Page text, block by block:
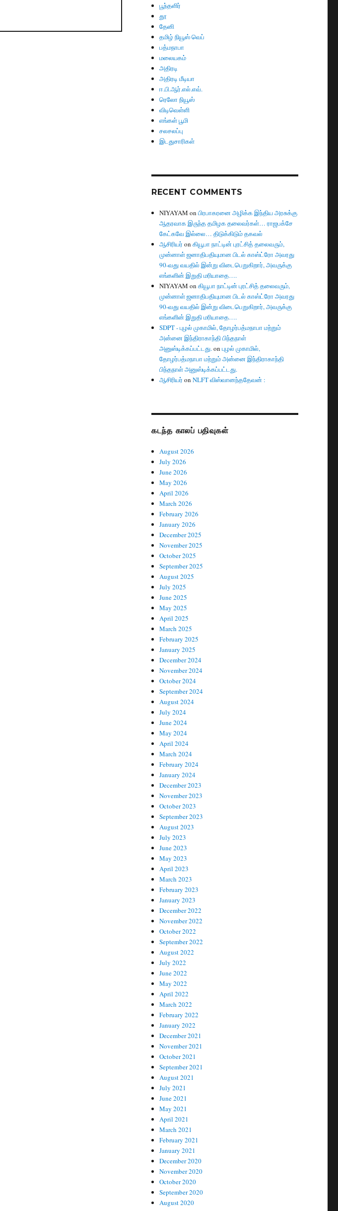
பூந்தளிர்
தூ
தேனி
தமிழ் நியூஸ் வெப்
பத்மநாபா
மலையகம்
அதிரடி
அதிரடி மீடியா
ஈ.பி.ஆர்.எல்.எவ்.
ரெலோ நியூஸ்
விடிவெள்ளி
எங்கள் பூமி
சலசலப்பு
இடதுசாரிகள்
RECENT COMMENTS
NIYAYAM onபிரபாகரனை அழிக்க இந்திய அரசுக்கு
ஆதரவாக இருந்த தமிழக தலைவர்கள்… ராஜபக்சே
கேட்கவே இல்லை… திடுக்கிடும் தகவல்
ஆசிரியர் onகியூபா நாட்டின் புரட்சித் தலைவரும்,
முன்னாள் ஜனாதிபதியுமான பிடல் காஸ்ட்ரோ அவரது
90-வது வயதில் இன்று விடைபெறுகிறார், அவருக்கு
எங்களின் இறுதி மரியாதை….
NIYAYAM onகியூபா நாட்டின் புரட்சித் தலைவரும்,
முன்னாள் ஜனாதிபதியுமான பிடல் காஸ்ட்ரோ அவரது
90-வது வயதில் இன்று விடைபெறுகிறார், அவருக்கு
எங்களின் இறுதி மரியாதை….
SDPT - புழல் முகாமில், தோழர்பத்மநாபா மற்றும்
அன்னை இந்திராகாந்தி பிந்தநாள்
அனுஸ்டிக்கப்பட்டது.onபுழல் முகாமில்,
தோழர்பத்மநாபா மற்றும் அன்னை இந்திராகாந்தி
பிந்தநாள் அனுஸ்டிக்கப்பட்டது.
ஆசிரியர் onNLFT விஸ்வானந்ததேவன் :
கடந்த காலப் பதிவுகள்
August 2026
July 2026
June 2026
May 2026
April 2026
March 2026
February 2026
January 2026
December 2025
November 2025
October 2025
September 2025
August 2025
July 2025
June 2025
May 2025
April 2025
March 2025
February 2025
January 2025
December 2024
November 2024
October 2024
September 2024
August 2024
July 2024
June 2024
May 2024
April 2024
March 2024
February 2024
January 2024
December 2023
November 2023
October 2023
September 2023
August 2023
July 2023
June 2023
May 2023
April 2023
March 2023
February 2023
January 2023
December 2022
November 2022
October 2022
September 2022
August 2022
July 2022
June 2022
May 2022
April 2022
March 2022
February 2022
January 2022
December 2021
November 2021
October 2021
September 2021
August 2021
July 2021
June 2021
May 2021
April 2021
March 2021
February 2021
January 2021
December 2020
November 2020
October 2020
September 2020
August 2020